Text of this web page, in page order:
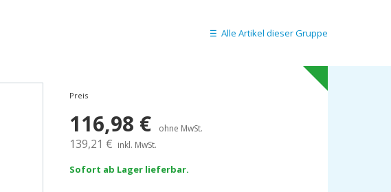
Alle Artikel dieser Gruppe
Preis
116,98 € ohne MwSt.
139,21 € inkl. MwSt.
Sofort ab Lager lieferbar.